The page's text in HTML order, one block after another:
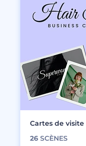
Cartes de
26 SCÈNES